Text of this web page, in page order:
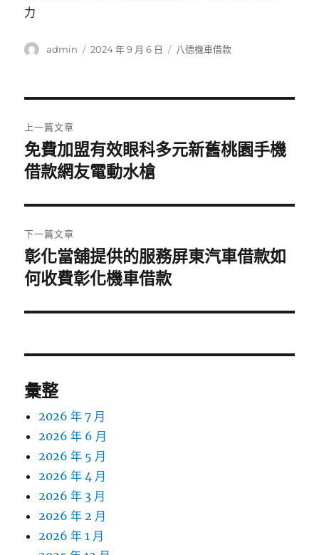
力
作
admin
發
2024 年 9 月 6 日
分
八德機車借款
章
導
覽
上一篇文章
上
一
文
章:
免費加盟有效眼科多元新舊桃園手機
借款網友電動水槍
下一篇文章
下
一
文
彰化當舖提供的服務屏東汽車借款如
何收費彰化機車借款
彙整
2026 年 7 月
2026 年 6 月
2026 年 5 月
2026 年 4 月
2026 年 3 月
2026 年 2 月
2026 年 1 月